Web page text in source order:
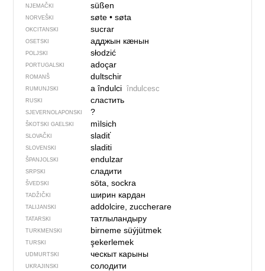
NJEMAČKI süßen
NORVEŠKI søte• søta
OKCITANSKI sucrar
OSETSKI адджын кӕнын
POLJSKI słodzić
PORTUGALSKI adoçar
ROMANŠ dultschir
RUMUNJSKI a îndulci îndulcesc
RUSKI сластить
SJEVER­NO­LA­PONSKI ?
ŠKOTSKI GAELSKI mìlsich
SLOVAČKI sladiť
SLOVENSKI sladiti
ŠPANJOLSKI endulzar
SRPSKI сладити
ŠVEDSKI söta, sockra
TADŽIČKI ширин кардан
TALIJANSKI addolcire, zuccherare
TATARSKI татлыландыру
TURKMENSKI birneme süýjütmek
TURSKI şekerlemek
UDMURTSKI ческыт карыны
UKRAJINSKI солодити